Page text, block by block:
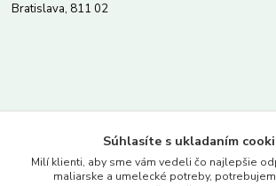
Bratislava, 811 02
www.merkantil.sk
Súhlasíte s ukladaním
Milí klienti, aby sme vám vedeli čo najlepšie
maliarske a umelecké potreby,